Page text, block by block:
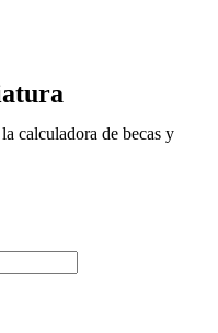
calculadora de becas y